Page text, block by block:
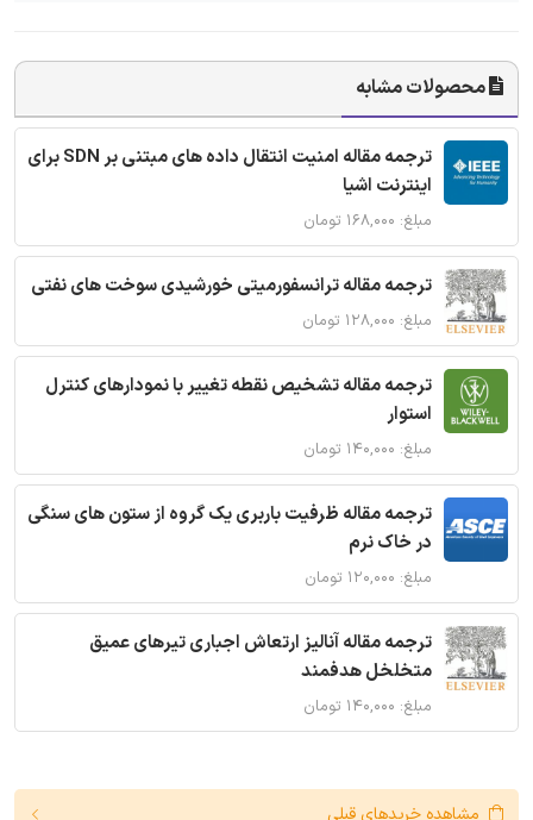
محصولات مشابه
ترجمه مقاله امنیت انتقال داده های مبتنی بر SDN برای
اینترنت اشیا
مبلغ: ۱۶۸,۰۰۰ تومان
ترجمه مقاله ترانسفورمیتی خورشیدی سوخت های نفتی
مبلغ: ۱۲۸,۰۰۰ تومان
ترجمه مقاله تشخیص نقطه تغییر با نمودارهای کنترل
استوار
مبلغ: ۱۴۰,۰۰۰ تومان
ترجمه مقاله ظرفیت باربری یک گروه از ستون های سنگی
در خاک نرم
مبلغ: ۱۲۰,۰۰۰ تومان
ترجمه مقاله آنالیز ارتعاش اجباری تیرهای عمیق
متخلخل هدفمند
مبلغ: ۱۴۰,۰۰۰ تومان
مشاهده خریدهای قبلی